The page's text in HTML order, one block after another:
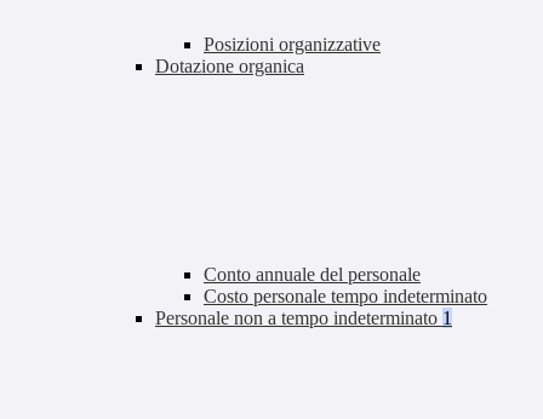
Posizioni organizzative
Dotazione organica
Conto annuale del personale
Costo personale tempo indeterminato
Personale non a tempo indeterminato 1